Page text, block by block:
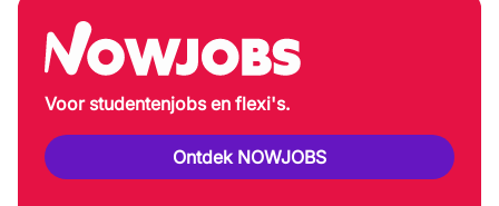
Voor studentenjobs en flexi's.
Ontdek NOWJOBS